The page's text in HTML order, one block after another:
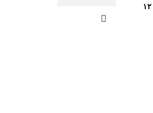
چای سبز ۵۰۰ گرمی ممتاز خارجی کی‌نوش - کارتن ۱۲